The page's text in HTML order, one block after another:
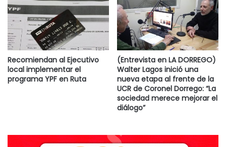
Recomiendan al Ejecutivo
local implementar el
programa YPF en Ruta
(Entrevista en LA DORREGO)
Walter Lagos inició una
nueva etapa al frente de la
UCR de Coronel Dorrego: “La
sociedad merece mejorar el
diálogo”